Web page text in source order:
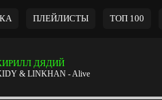
ПЛЕЙЛИСТЫ ТОП 100
ДЯДИЙ
& LINKHAN - Alive